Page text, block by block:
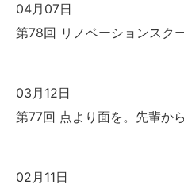
04月07日
第78回 リノベーションスク
03月12日
第77回 点より面を。先輩か
02月11日